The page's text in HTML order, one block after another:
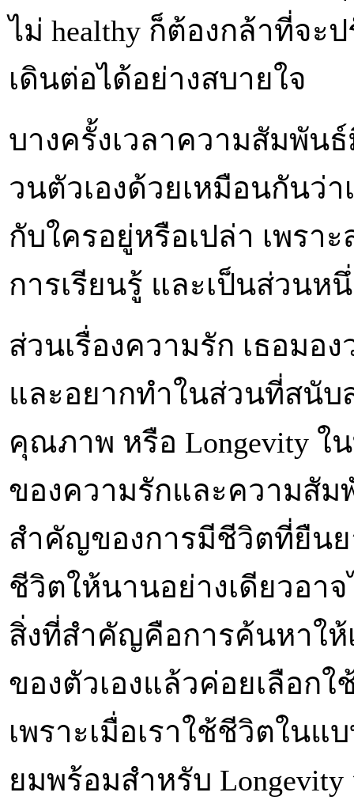
ไม่ healthy ก็ต้องกล้าที่จะ
เดินต่อได้อย่างสบายใจ
บางครั้งเวลาความสัมพัน
วนตัวเองด้วยเหมือนกันว่า
กับใครอยู่หรือเปล่า เพร
การเรียนรู้ และเป็นส่วนห
ส่วนเรื่องความรัก เธอมอ
และอยากทำในส่วนที่สนั
คุณภาพ หรือ Longevity ใ
ของความรักและความสัม
สำคัญของการมีชีวิตที่ยืน
ชีวิตให้นานอย่างเดียวอา
สิ่งที่สำคัญคือการค้นหาให้
ของตัวเองแล้วค่อยเลือก
เพราะเมื่อเราใช้ชีวิตใน
ยมพร้อมสำหรับ